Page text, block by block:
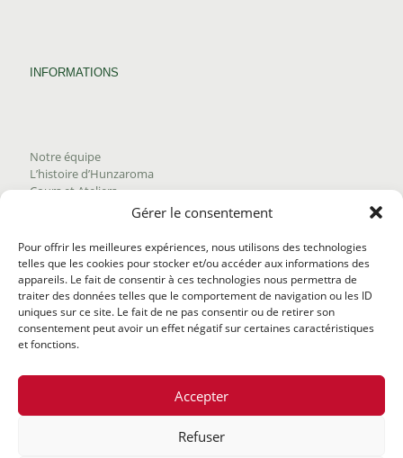
Gérer le consentement
Pour offrir les meilleures expériences, nous utilisons des technologies
telles que les cookies pour stocker et/ou accéder aux informations des
appareils. Le fait de consentir à ces technologies nous permettra de
traiter des données telles que le comportement de navigation ou les ID
uniques sur ce site. Le fait de ne pas consentir ou de retirer son
consentement peut avoir un effet négatif sur certaines caractéristiques
et fonctions.
Accepter
Refuser
INFORMATIONS
Notre équipe
L’histoire d’Hunzaroma
Cours et Ateliers
Trouver nos produits
Politique de frais d'envoi
Termes et conditions
Politique de remboursement